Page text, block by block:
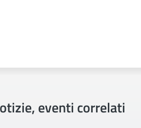
eventi correlati